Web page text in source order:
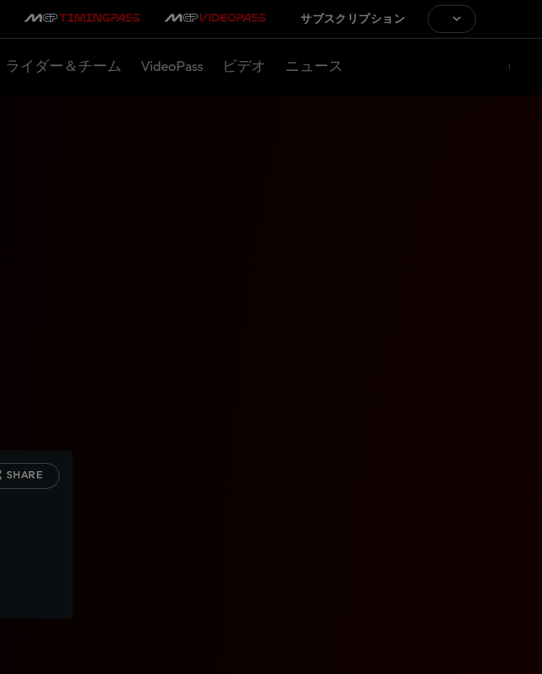
サブスクリプション
ライダー＆チーム VideoPass ビデオ ニュース
SHARE